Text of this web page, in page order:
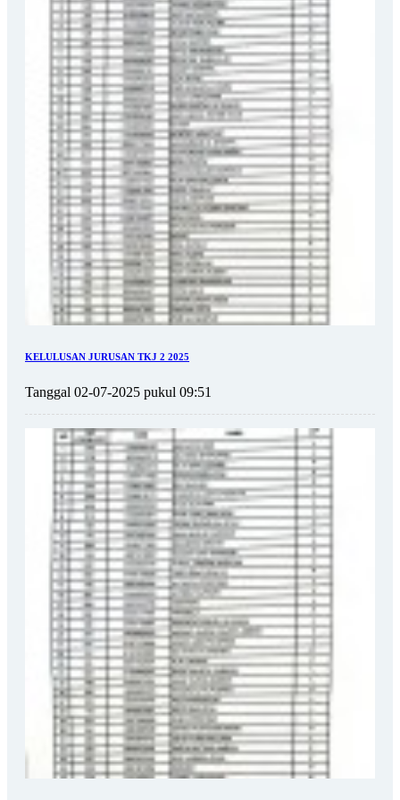
KELULUSAN JURUSAN TKJ 2 2025
Tanggal 02-07-2025 pukul 09:51